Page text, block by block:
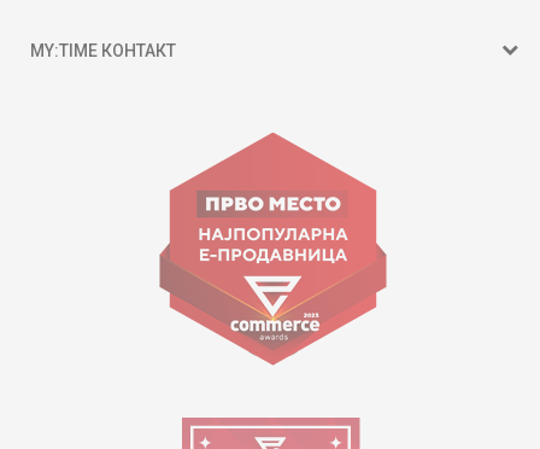
MY:TIME КОНТАКТ
ул. Гоце Николовски бр.74 Скопје
contact@mytime.mk
Работно време:
09:00 до 17:00